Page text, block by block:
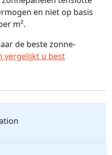
en niet op basis
m².
de beste zonne-
vergelijkt u best